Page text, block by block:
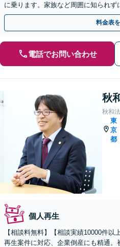
に乗ります。家族など周囲に知られ
す。法人破産もお受けいたします。【
料金表
電話でお問い合わせ
秋
秋和
東
京
都
個人再生
【相談料無料】【相談実績10000件
再生案件に対応、企業倒産にも精通。